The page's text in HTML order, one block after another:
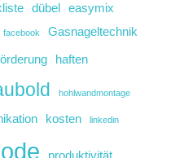
dübel easymix
facebook Gasnageltechnik
haften
hohlwandmontage
kosten linkedin